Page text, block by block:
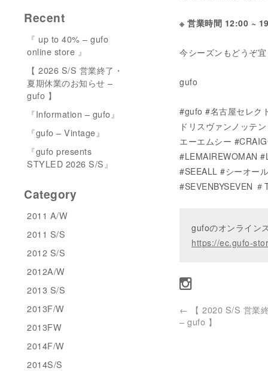
※ 営業時間 12:00 ~
今シーズンもどうぞ
gufo
#gufo #名古屋セレク
ドリスヴァンノッテ
エーエムシー
#LEMAIREWOMAN
#SEEALL #シーオー
#SEVENBYSEVEN ＃
gufoのオンライン
https://ec.gufo-
← 【 2020 S/S 営業
– gufo 】
Recent
『 up to 40% – gufo
online store 』
【 2026 S/S 営業終了・
夏期休業のお知らせ –
gufo 】
『Information – gufo』
『gufo – Vintage』
『gufo presents
STYLED 2026 S/S』
Category
2011 A/W
2011 S/S
2012 S/S
2012A/W
2013 S/S
2013F/W
2013FW
2014F/W
2014S/S